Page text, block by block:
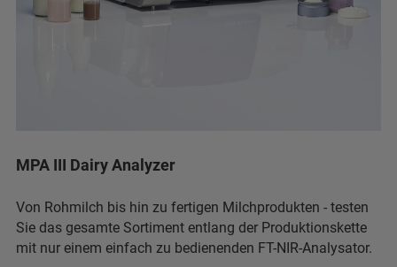
MPA III Dairy Analyzer
Von Rohmilch bis hin zu fertigen Milchprodukten - testen
Sie das gesamte Sortiment entlang der Produktionskette
mit nur einem einfach zu bedienenden FT-NIR-Analysator.